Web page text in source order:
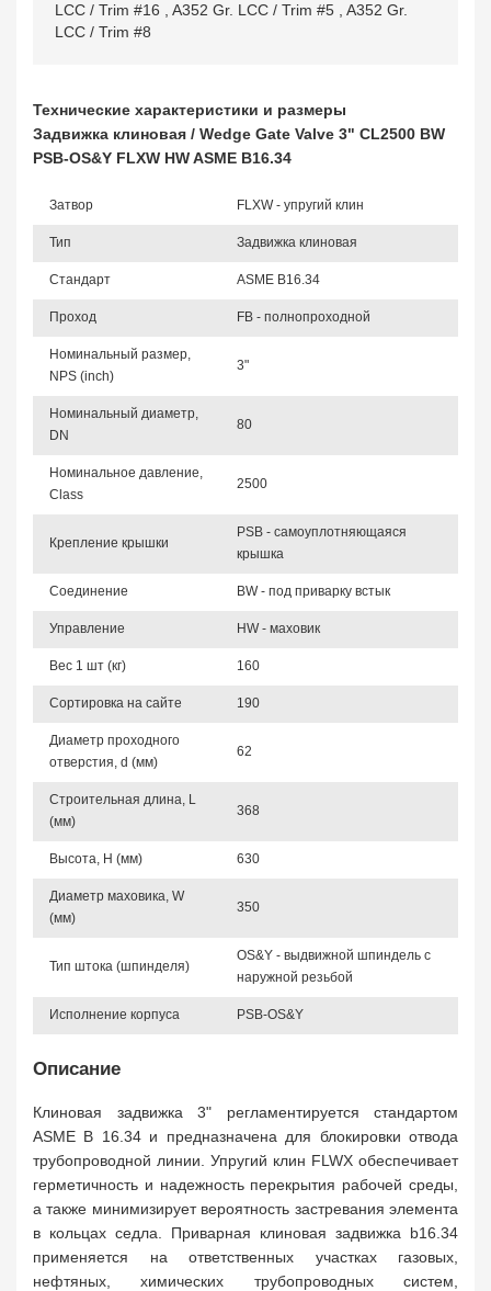
LCC / Trim #16
A352 Gr. LCC / Trim #5
A352 Gr.
LCC / Trim #8
Технические характеристики и размеры
Задвижка клиновая / Wedge Gate Valve 3" CL2500 BW
PSB-OS&Y FLXW HW ASME B16.34
Затвор FLXW - упругий клин
Тип Задвижка клиновая
Стандарт ASME B16.34
Проход FB - полнопроходной
Номинальный размер,
NPS (inch)
3"
Номинальный диаметр,
DN
80
Номинальное давление,
Class
2500
Крепление крышки
PSB - самоуплотняющаяся
крышка
Соединение BW - под приварку встык
Управление HW - маховик
Вес 1 шт (кг) 160
Сортировка на сайте 190
Диаметр проходного
отверстия, d (мм)
62
Строительная длина, L
(мм)
368
Высота, Н (мм) 630
Диаметр маховика, W
(мм)
350
Тип штока (шпинделя)
OS&Y - выдвижной шпиндель с
наружной резьбой
Исполнение корпуса PSB-OS&Y
Описание
Клиновая задвижка 3" регламентируется стандартом
ASME B 16.34 и предназначена для блокировки отвода
трубопроводной линии. Упругий клин FLWX обеспечивает
герметичность и надежность перекрытия рабочей среды,
а также минимизирует вероятность застревания элемента
в кольцах седла. Приварная клиновая задвижка b16.34
применяется на ответственных участках газовых,
нефтяных, химических трубопроводных систем,